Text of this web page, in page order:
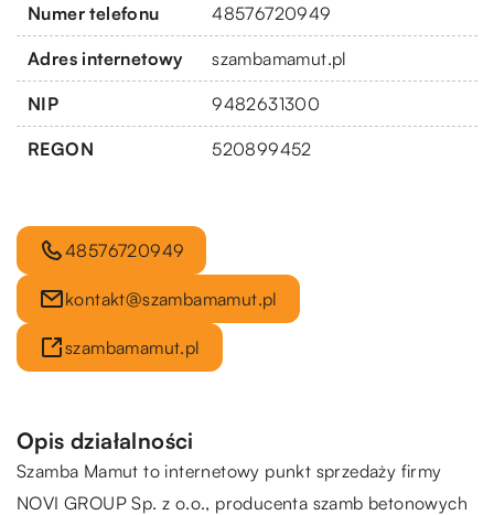
Numer telefonu 48576720949
Adres internetowy szambamamut.pl
NIP 9482631300
REGON 520899452
48576720949
kontakt@szambamamut.pl
szambamamut.pl
Opis działalności
Szamba Mamut to internetowy punkt sprzedaży firmy
NOVI GROUP Sp. z o.o., producenta szamb betonowych